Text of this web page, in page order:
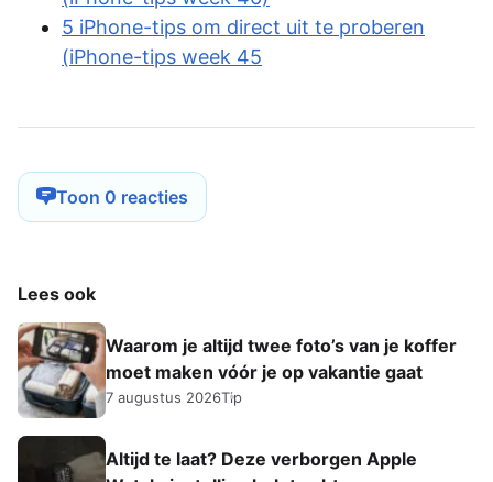
5 iPhone-tips om direct uit te proberen
(iPhone-tips week 45
Toon 0 reacties
Lees ook
Waarom je altijd twee foto’s van je koffer
moet maken vóór je op vakantie gaat
7 augustus 2026Tip
Altijd te laat? Deze verborgen Apple